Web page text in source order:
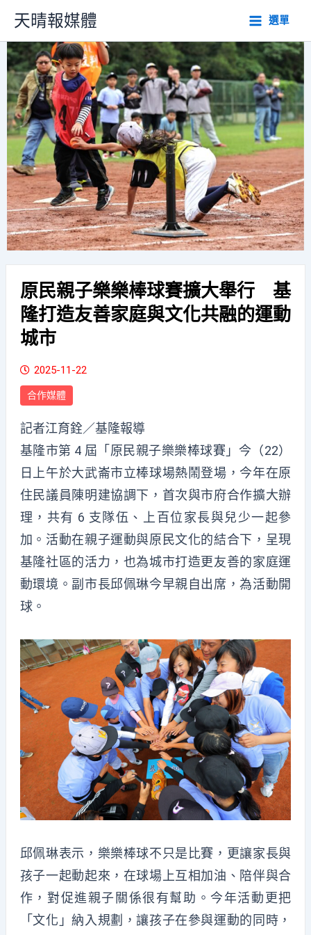
主
要
內
容
天晴報媒體 選單
原民親子樂樂棒球賽擴大舉行 基
隆打造友善家庭與文化共融的運動
城市
2025-11-22
合作媒體
記者江育銓／基隆報導
基隆市第 4 屆「原民親子樂樂棒球賽」今（22）
日上午於大武崙市立棒球場熱鬧登場，今年在原
住民議員陳明建協調下，首次與市府合作擴大辦
理，共有 6 支隊伍、上百位家長與兒少一起參
加。活動在親子運動與原民文化的結合下，呈現
基隆社區的活力，也為城市打造更友善的家庭運
動環境。副市長邱佩琳今早親自出席，為活動開
球。
邱佩琳表示，樂樂棒球不只是比賽，更讓家長與
孩子一起動起來，在球場上互相加油、陪伴與合
作，對促進親子關係很有幫助。今年活動更把
「文化」納入規劃，讓孩子在參與運動的同時，